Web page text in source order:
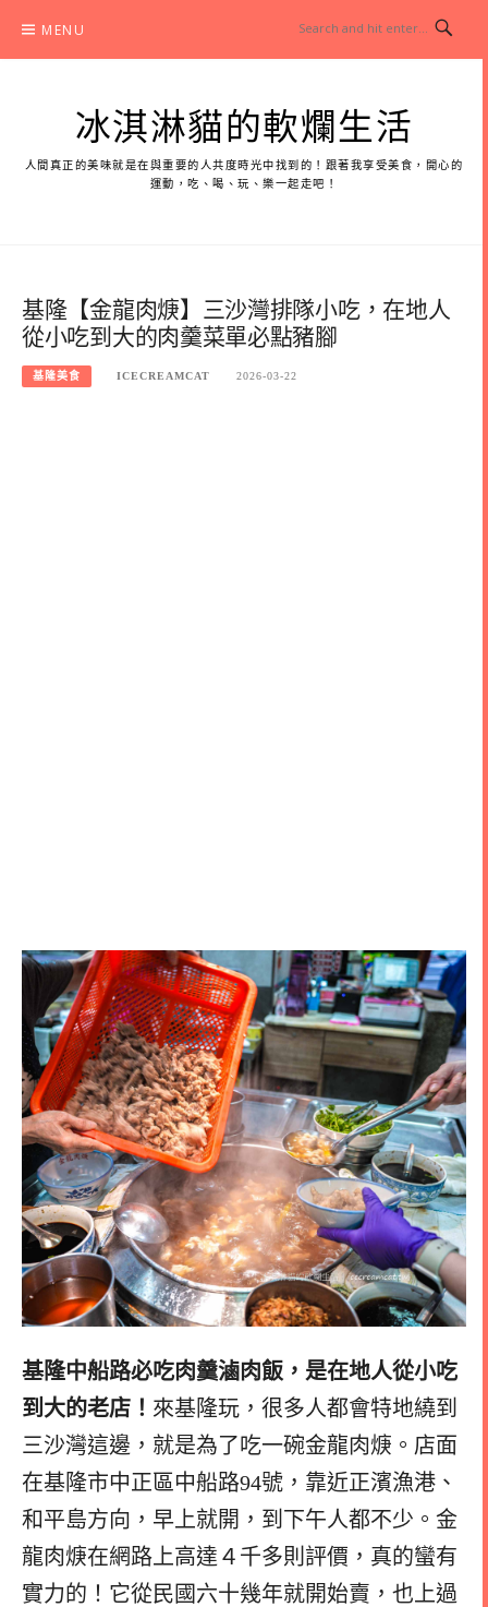
content
MENU
冰淇淋貓的軟爛生活
人間真正的美味就是在與重要的人共度時光中找到的！跟著我享受美食，開心的
運動，吃、喝、玩、樂一起走吧！
基隆【金龍肉焿】三沙灣排隊小吃，在地人
從小吃到大的肉羹菜單必點豬腳
基隆美食 ICECREAMCAT 2026-03-22
基隆中船路必吃肉羹滷肉飯，是在地人從小吃
到大的老店！ 來基隆玩，很多人都會特地繞到
三沙灣這邊，就是為了吃一碗金龍肉焿。店面
在基隆市中正區中船路94號，靠近正濱漁港、
和平島方向，早上就開，到下午人都不少。金
龍肉焿在網路上高達４千多則評價，真的蠻有
實力的！它從民國六十幾年就開始賣，也上過